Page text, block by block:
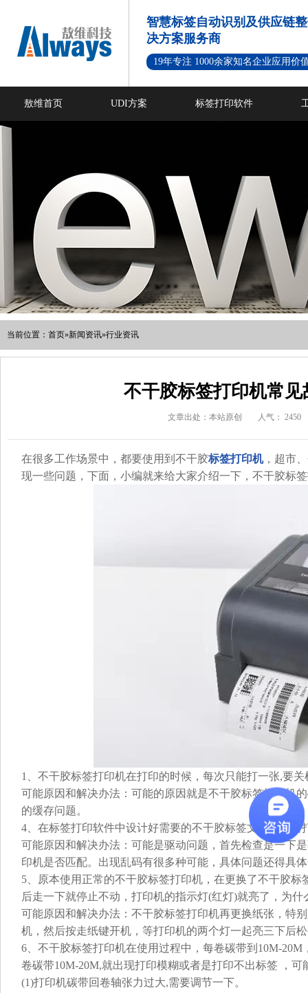
智慧标签自动识别及供应链
决方案服务商
19年专注 1000余家知名企业应用价
敖维首页 UDI方案 标签打印软件
当前位置： 首页»新闻资讯»行业资讯
不干胶标签打印机常
文章出处：本站原创 人气： 2450
在很多工作场景中，都要使用到不干胶标签打印机，超市
现一些问题，下面，小编就来给大家介绍一下，不干胶标
1、不干胶标签打印机在打印的时候，每次只能打一张,要
可能原因和解决办法：可能的原因就是不干胶标签打印机
的缓存问题。
4、在标签打印软件中设计好需要的不干胶标签文件，点击
可能原因和解决办法：可能是驱动问题，首先检查是一下
印机是否匹配。出现乱码有很多种可能，具体问题还得具
5、原本使用正常的不干胶标签打印机，在更换了不干胶
后走一下就停止不动，打印机的指示灯(红灯)就亮了，为什
可能原因和解决办法：不干胶标签打印机再更换纸张，特
机，然后按走纸键开机，等打印机的两个灯一起亮三下后
6、不干胶标签打印机在使用过程中，每卷碳带到10M-
卷碳带10M-20M,就出现打印模糊或者是打印不出标签 ，可
(1)打印机碳带回卷轴张力过大,需要调节一下。